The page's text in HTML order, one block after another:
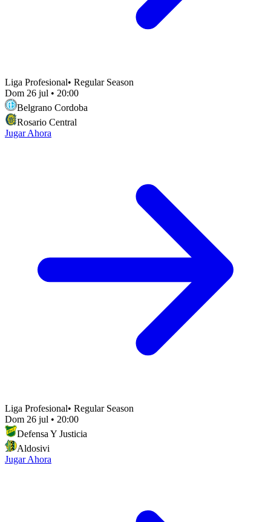
Liga Profesional• Regular Season
Dom 26 jul • 20:00
Belgrano Cordoba
Rosario Central
Jugar Ahora
Liga Profesional• Regular Season
Dom 26 jul • 20:00
Defensa Y Justicia
Aldosivi
Jugar Ahora